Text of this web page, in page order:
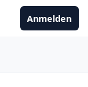
Anmelden